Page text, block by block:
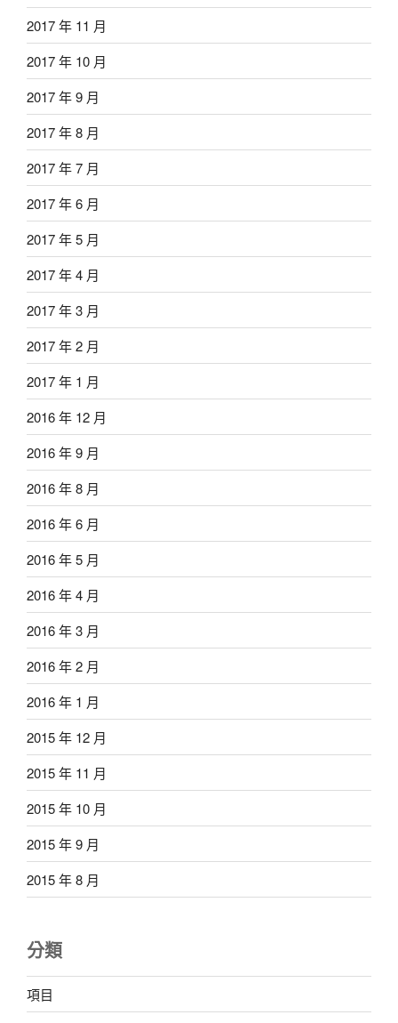
2017 年 11 月
2017 年 10 月
2017 年 9 月
2017 年 8 月
2017 年 7 月
2017 年 6 月
2017 年 5 月
2017 年 4 月
2017 年 3 月
2017 年 2 月
2017 年 1 月
2016 年 12 月
2016 年 9 月
2016 年 8 月
2016 年 6 月
2016 年 5 月
2016 年 4 月
2016 年 3 月
2016 年 2 月
2016 年 1 月
2015 年 12 月
2015 年 11 月
2015 年 10 月
2015 年 9 月
2015 年 8 月
分類
項目